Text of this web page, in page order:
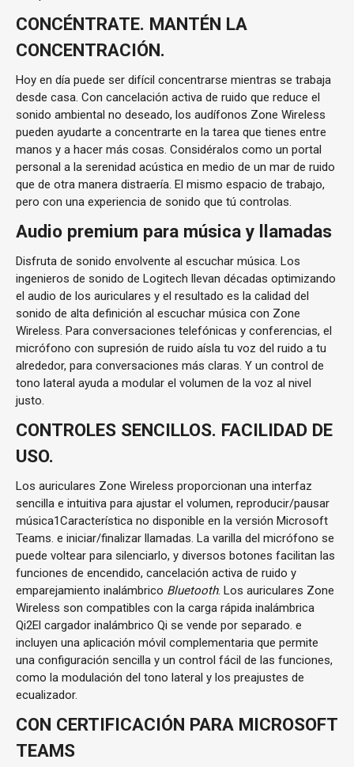
CONCÉNTRATE. MANTÉN LA
CONCENTRACIÓN.
Hoy en día puede ser difícil concentrarse mientras se trabaja
desde casa. Con cancelación activa de ruido que reduce el
sonido ambiental no deseado, los audífonos Zone Wireless
pueden ayudarte a concentrarte en la tarea que tienes entre
manos y a hacer más cosas. Considéralos como un portal
personal a la serenidad acústica en medio de un mar de ruido
que de otra manera distraería. El mismo espacio de trabajo,
pero con una experiencia de sonido que tú controlas.
Audio premium para música y llamadas
Disfruta de sonido envolvente al escuchar música. Los
ingenieros de sonido de Logitech llevan décadas optimizando
el audio de los auriculares y el resultado es la calidad del
sonido de alta definición al escuchar música con Zone
Wireless. Para conversaciones telefónicas y conferencias, el
micrófono con supresión de ruido aísla tu voz del ruido a tu
alrededor, para conversaciones más claras. Y un control de
tono lateral ayuda a modular el volumen de la voz al nivel
justo.
CONTROLES SENCILLOS. FACILIDAD DE
USO.
Los auriculares Zone Wireless proporcionan una interfaz
sencilla e intuitiva para ajustar el volumen, reproducir/pausar
música1Característica no disponible en la versión Microsoft
Teams. e iniciar/finalizar llamadas. La varilla del micrófono se
puede voltear para silenciarlo, y diversos botones facilitan las
funciones de encendido, cancelación activa de ruido y
emparejamiento inalámbrico Bluetooth. Los auriculares Zone
Wireless son compatibles con la carga rápida inalámbrica
Qi2El cargador inalámbrico Qi se vende por separado. e
incluyen una aplicación móvil complementaria que permite
una configuración sencilla y un control fácil de las funciones,
como la modulación del tono lateral y los preajustes de
ecualizador.
CON CERTIFICACIÓN PARA MICROSOFT
TEAMS